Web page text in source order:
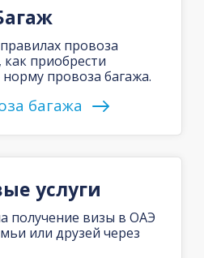
провоза
как приобрести
провоза багажа.
багажа
услуги
получение визы в ОАЭ
или друзей через